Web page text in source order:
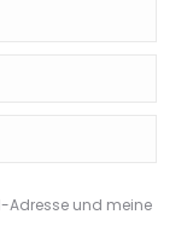
Adresse und meine